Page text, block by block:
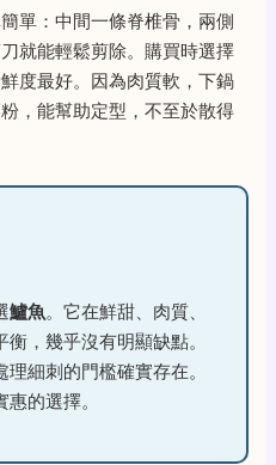
單：中間一條脊椎骨，兩側
就能輕鬆剪除。購買時選擇
度最好。因為肉質軟，下鍋
，能幫助定型，不至於散得
鱸魚。它在鮮甜、肉質、
，幾乎沒有明顯缺點。
細刺的門檻確實存在。
的選擇。